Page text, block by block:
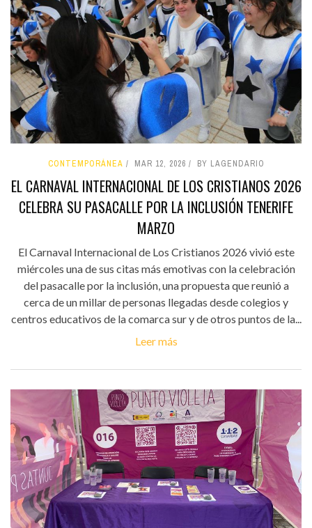
CONTEMPORÁNEA MAR 12, 2026 BY LAGENDARIO
EL CARNAVAL INTERNACIONAL DE LOS CRISTIANOS 2026
CELEBRA SU PASACALLE POR LA INCLUSIÓN TENERIFE
MARZO
El Carnaval Internacional de Los Cristianos 2026 vivió este
miércoles una de sus citas más emotivas con la celebración
del pasacalle por la inclusión, una propuesta que reunió a
cerca de un millar de personas llegadas desde colegios y
centros educativos de la comarca sur y de otros puntos de la...
Leer más